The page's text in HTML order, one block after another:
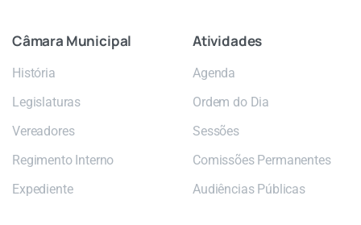
Câmara Municipal
História
Legislaturas
Vereadores
Regimento Interno
Expediente
Atividades
Agenda
Ordem do Dia
Sessões
Comissões Permanentes
Audiências Públicas